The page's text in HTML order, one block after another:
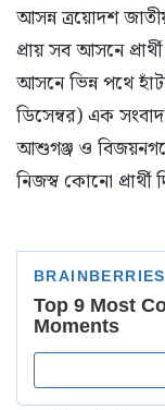
আসন্ন ত্রয়োদশ
প্রায় সব আসনে
আসনে ভিন্ন পথে
ডিসেম্বর) এক
আশুগঞ্জ ও
নিজস্ব কোনো প্রার্থী